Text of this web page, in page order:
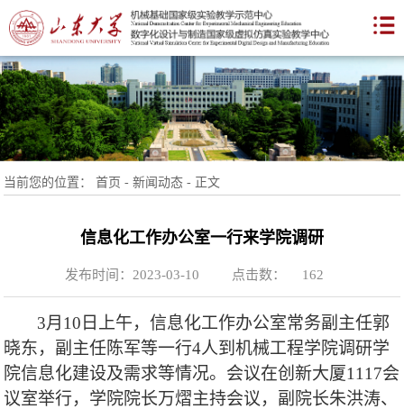
当前您的位置： 首页 - 新闻动态 - 正文
信息化工作办公室一行来学院调研
发布时间：2023-03-10 点击数： 162
3月 10 日上午，信息化工作办公室常务副主任郭
晓东，副主任陈军等一行4人到机械工程学院调研学
院信息化建设及需求等情况。会议在创新大厦1117会
议室举行，学院院长万熠主持会议，副院长朱洪涛、